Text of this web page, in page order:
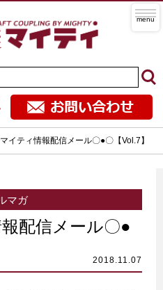
イティ情報配信メール〇●〇【Vol.7】
マガ
配信メール〇●